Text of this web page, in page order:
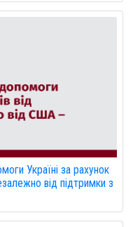
Україні за рахунок
від підтримки з